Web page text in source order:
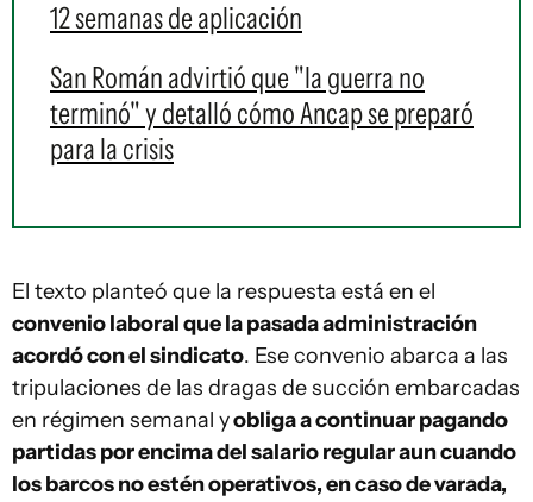
12 semanas de aplicación
San Román advirtió que "la guerra no
terminó" y detalló cómo Ancap se preparó
para la crisis
El texto planteó que la respuesta está en el
convenio laboral que la pasada administración
acordó con el sindicato. Ese convenio abarca a las
tripulaciones de las dragas de succión embarcadas
en régimen semanal yobliga a continuar pagando
partidas por encima del salario regular aun cuando
los barcos no estén operativos, en caso de varada,